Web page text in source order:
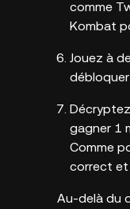
comme
Kombat
Jouez à
gagner 1
Comme
correct et
Au-delà du